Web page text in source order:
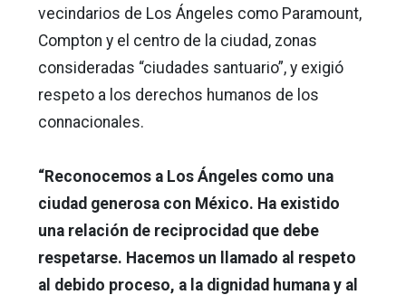
vecindarios de Los Ángeles como Paramount,
Compton y el centro de la ciudad, zonas
consideradas “ciudades santuario”, y exigió
respeto a los derechos humanos de los
connacionales.
“Reconocemos a Los Ángeles como una
ciudad generosa con México. Ha existido
una relación de reciprocidad que debe
respetarse. Hacemos un llamado al respeto
al debido proceso, a la dignidad humana y al